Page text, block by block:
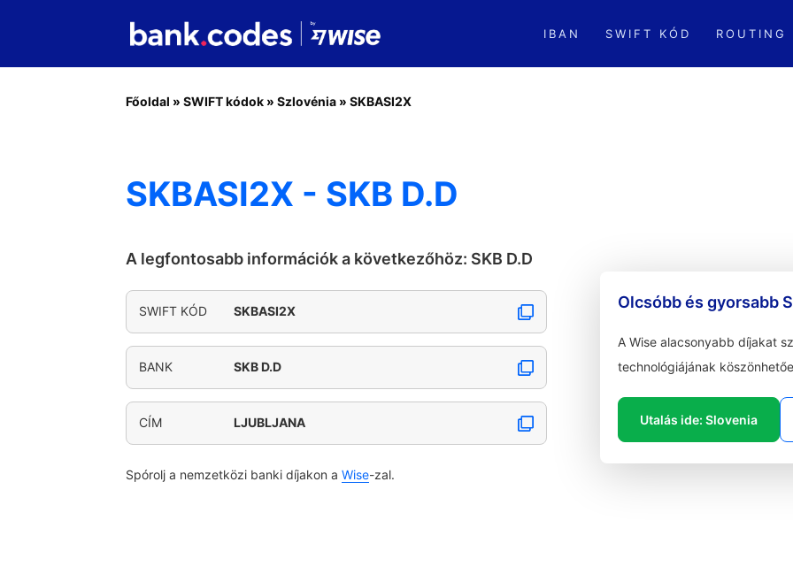
IBAN SWIFT KÓD ROUTING
Főoldal » SWIFT kódok » Szlovénia » SKBASI2X
SKBASI2X - SKB D.D
A legfontosabb információk a következőhöz: SKB D.D
SWIFT KÓD SKBASI2X
BANK SKB D.D
CÍM LJUBLJANA
Spórolj a nemzetközi banki díjakon a Wise-zal.
Olcsóbb és gyorsabb
A Wise alacsonyabb díjakat
technológiájának
Utalás ide: Slovenia